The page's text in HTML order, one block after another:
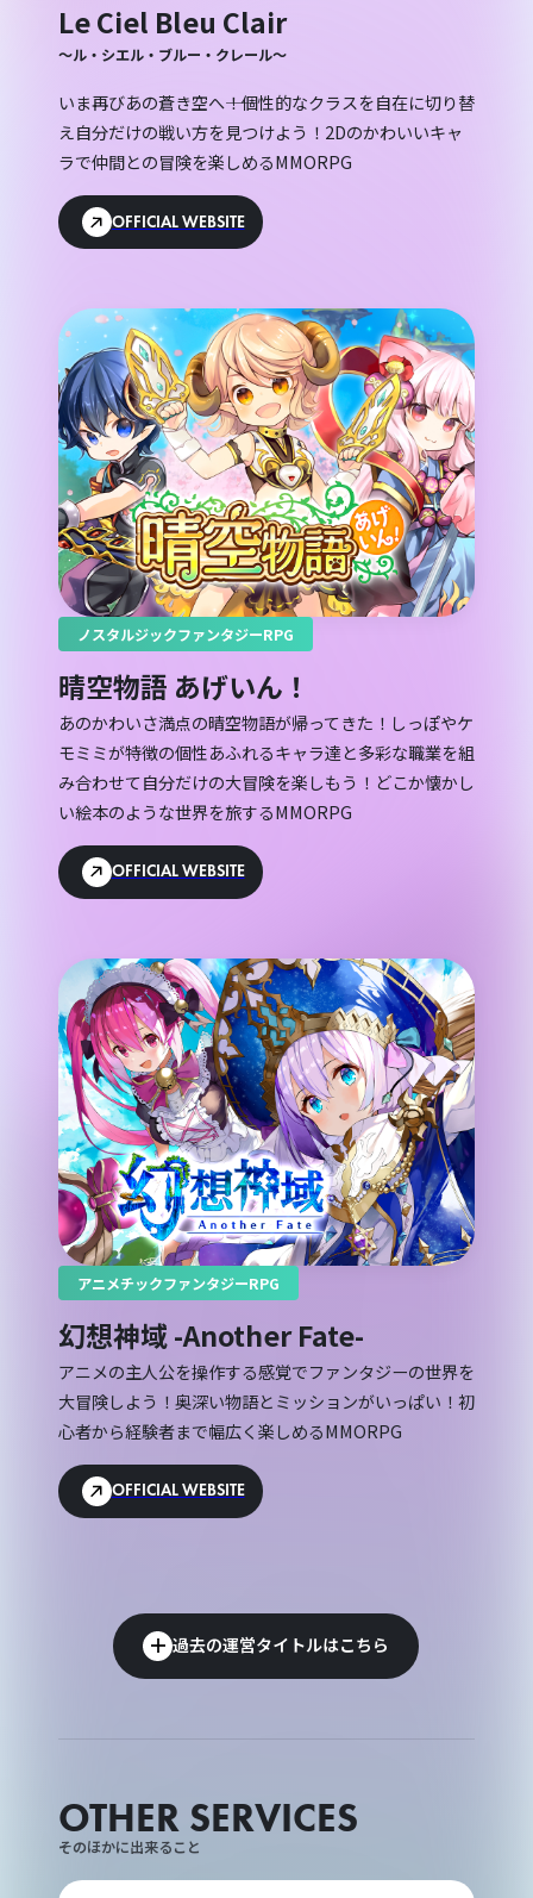
Le Ciel Bleu Clair
〜ル・シエル・ブルー・クレール〜
いま再びあの蒼き空へ――！個性的なクラスを自在に切り替
え自分だけの戦い方を見つけよう！2Dのかわいいキャ
ラで仲間との冒険を楽しめるMMORPG
OFFICIAL WEBSITE
ノスタルジックファンタジーRPG
晴空物語 あげいん！
あのかわいさ満点の晴空物語が帰ってきた！しっぽやケ
モミミが特徴の個性あふれるキャラ達と多彩な職業を組
み合わせて自分だけの大冒険を楽しもう！どこか懐かし
い絵本のような世界を旅するMMORPG
OFFICIAL WEBSITE
アニメチックファンタジーRPG
幻想神域 -Another Fate-
アニメの主人公を操作する感覚でファンタジーの世界を
大冒険しよう！奥深い物語とミッションがいっぱい！初
心者から経験者まで幅広く楽しめるMMORPG
OFFICIAL WEBSITE
過去の運営タイトルはこちら
OTHER SERVICES
そのほかに出来ること